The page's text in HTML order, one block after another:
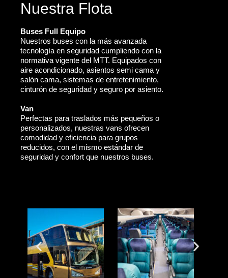
Nuestra Flota
Buses Full Equipo
Nuestros buses con la más avanzada
tecnología en seguridad cumpliendo con la
normativa vigente del MTT. Equipados con
aire acondicionado, asientos semi cama y
salón cama, sistemas de entretenimiento,
cinturón de seguridad y seguro por asiento.
Van
Perfectas para traslados más pequeños o
personalizados, nuestras vans ofrecen
comodidad y eficiencia para grupos
reducidos, con el mismo estándar de
seguridad y confort que nuestros buses.